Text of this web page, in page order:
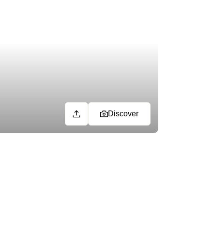
Discover